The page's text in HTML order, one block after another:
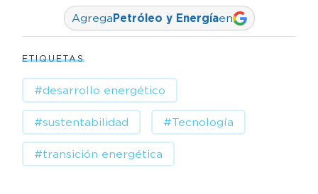
AgregaPetróleo y Energíaen
ETIQUETAS
#desarrollo energético
#sustentabilidad #Tecnología
#transición energética